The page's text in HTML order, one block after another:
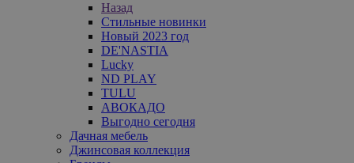
Назад
Стильные новинки
Новый 2023 год
DE'NASTIA
Lucky
ND PLAY
TULU
АВОКАДО
Выгодно сегодня
Дачная мебель
Джинсовая коллекция